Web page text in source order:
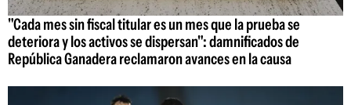
"Cada mes sin fiscal titular es un mes que la prueba se
deteriora y los activos se dispersan": damnificados de
República Ganadera reclamaron avances en la causa